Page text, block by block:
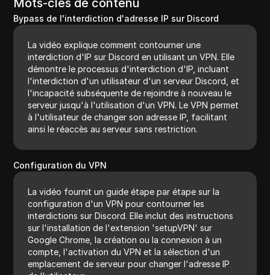
Bypass de l'interdiction d'adresse IP sur Discord
La vidéo explique comment contourner une
interdiction d'IP sur Discord en utilisant un VPN. Elle
démontre le processus d'interdiction d'IP, incluant
l'interdiction d'un utilisateur d'un serveur Discord, et
l'incapacité subséquente de rejoindre à nouveau le
serveur jusqu'à l'utilisation d'un VPN. Le VPN permet
à l'utilisateur de changer son adresse IP, facilitant
ainsi le réaccès au serveur sans restriction.
Configuration du VPN
La vidéo fournit un guide étape par étape sur la
configuration d'un VPN pour contourner les
interdictions sur Discord. Elle inclut des instructions
sur l'installation de l'extension 'setupVPN' sur
Google Chrome, la création ou la connexion à un
compte, l'activation du VPN et la sélection d'un
emplacement de serveur pour changer l'adresse IP